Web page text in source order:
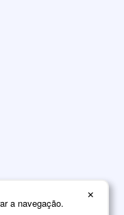
×
a navegação.